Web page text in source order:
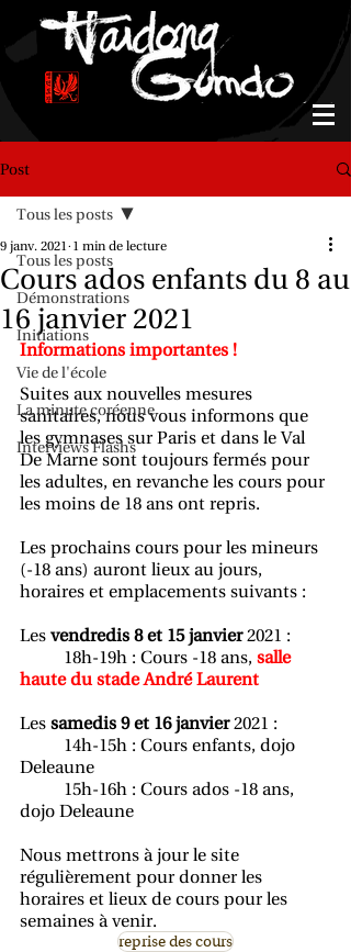
Post
Tous les posts
Démonstrations
Initiations
Vie de l'école
La minute coréenne
Interviews Flashs
Tous les posts
Cours ados enfants du 8 au
16 janvier 2021
9 janv. 2021 1 min de lecture
Informations importantes !
Suites aux nouvelles mesures
sanitaires, nous vous informons que
les gymnases sur Paris et dans le Val
De Marne sont toujours fermés pour
les adultes, en revanche les cours pour
les moins de 18 ans ont repris.
Les prochains cours pour les mineurs
(-18 ans) auront lieux au jours,
horaires et emplacements suivants :
Les vendredis 8 et 15 janvier 2021 :
          18h-19h : Cours -18 ans,
salle
haute du stade André Laurent
Les samedis 9 et 16 janvier 2021 :
Deleaune
dojo Deleaune
Nous mettrons à jour le site
régulièrement pour donner les
horaires et lieux de cours pour les
semaines à venir.
reprise des cours